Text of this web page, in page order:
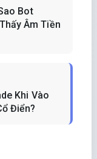
Bot
Âm Tiền
Khi Vào
Điển?